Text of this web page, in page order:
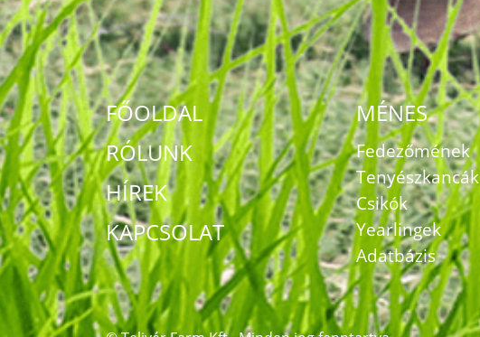
FŐOLDAL
RÓLUNK
HÍREK
KAPCSOLAT
MÉNES
Fedezőmének
Tenyészkancák
Csikók
Yearlingek
Adatbázis